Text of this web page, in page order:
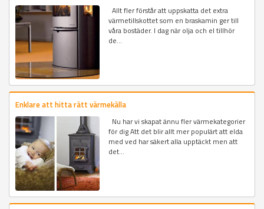
Allt fler förstår att uppskatta det extra
värmetillskottet som en braskamin ger till
våra bostäder. I dag när olja och el tillhör
de...
Enklare att hitta rätt värmekälla
Nu har vi skapat ännu fler värmekategorier
för dig Att det blir allt mer populärt att elda
med ved har säkert alla upptäckt men att
det...